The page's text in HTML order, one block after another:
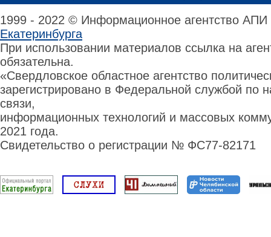
1999 - 2022 © Информационное агентство
Екатеринбурга
При использовании материалов ссылка на
обязательна.
«Свердловское областное агентство
зарегистрировано в Федеральной службой по
связи,
информационных технологий и массовых
2021 года.
Свидетельство о регистрации № ФС77-82171